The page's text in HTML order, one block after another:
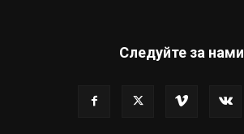
Следуйте за нами